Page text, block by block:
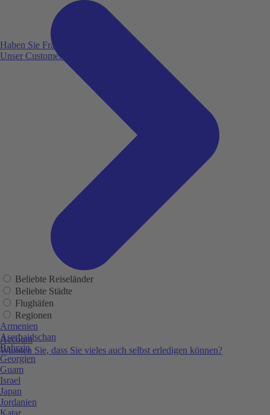
Haben Sie Fragen?
Unser Customer Service ist für Sie da!
Account
Wussten Sie, dass Sie vieles auch selbst erledigen können?
Beliebte Reiseländer
Beliebte Städte
Flughäfen
Regionen
Armenien
Aserbaidschan
Bahrain
Georgien
Guam
Israel
Japan
Jordanien
Katar